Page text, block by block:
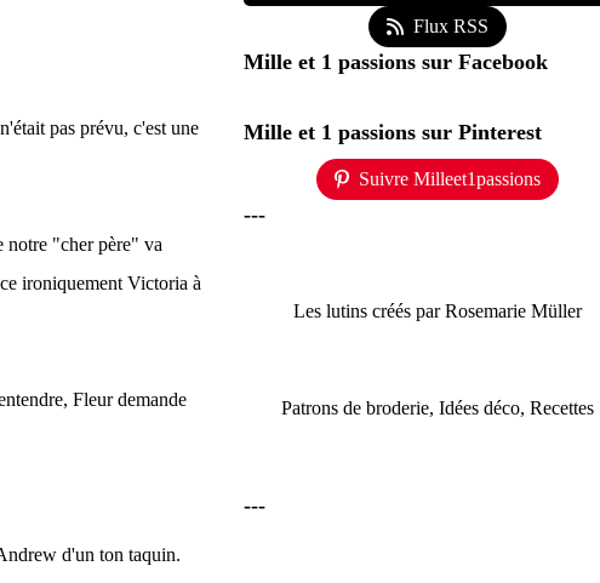
pas prévu, c'est une
notre "cher père" va
ironiquement Victoria à
Fleur demande
d'un ton taquin.
Flux RSS
Mille et 1 passions sur Facebook
Mille et 1 passions sur Pinterest
Suivre Milleet1passions
---
Les lutins créés par Rosemarie Müller
Patrons de broderie, Idées déco, Recettes
---